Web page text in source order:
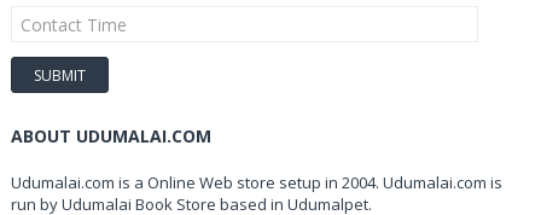
ABOUT UDUMALAI.COM
Udumalai.com is a Online Web store setup in 2004. Udumalai.com is
run by Udumalai Book Store based in Udumalpet.